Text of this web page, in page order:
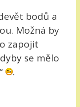
bodů a
Možná by
zapojit
se mělo
.